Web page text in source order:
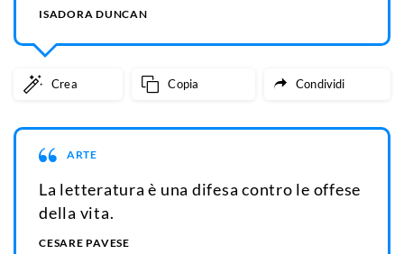
ISADORA DUNCAN
Crea Copia Condividi
ARTE
La letteratura è una difesa contro le offese
della vita.
CESARE PAVESE